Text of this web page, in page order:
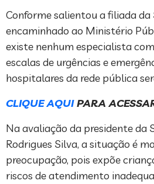
Conforme salientou a filiada da
encaminhado ao Ministério
existe nenhum especialista
escalas de urgências e
hospitalares da rede pública
CLIQUE AQUIPARA
Na avaliação da presidente da
Rodrigues Silva, a situação é
preocupação, pois expõe
riscos de atendimento